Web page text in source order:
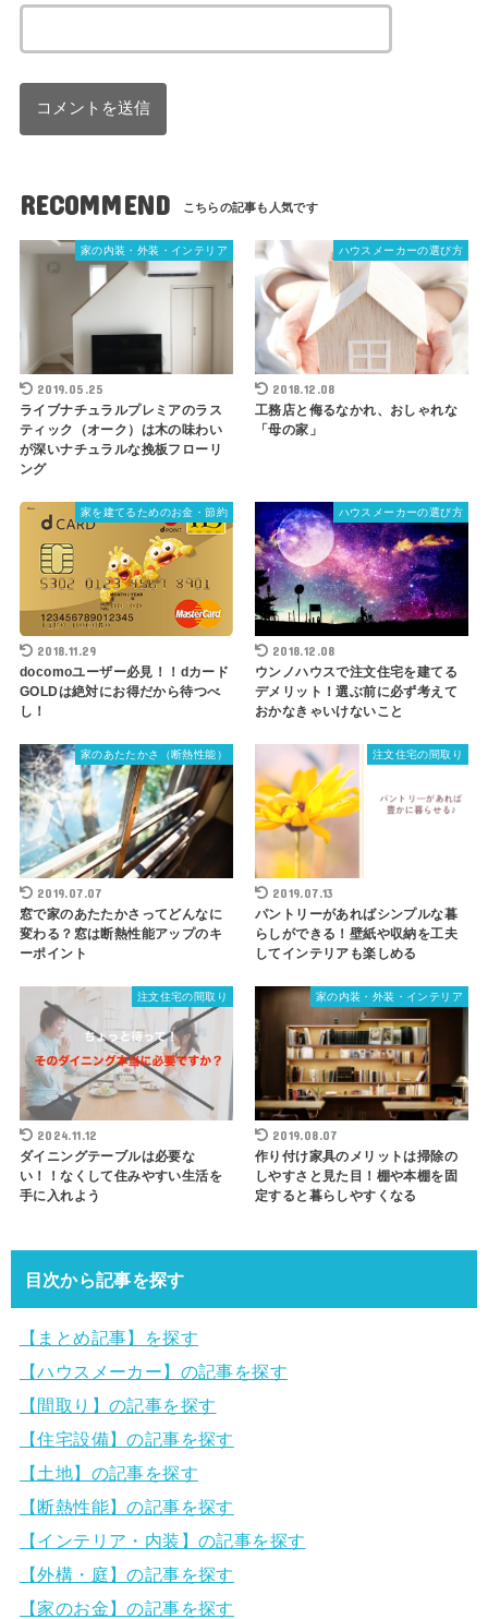
RECOMMEND
家の内装・外装・インテリア
2019.05.25
ライブナチュラルプレミアのラス
ティック（オーク）は木の味わい
が深いナチュラルな挽板フローリ
ング
ハウスメーカーの選び方
2018.12.08
工務店と侮るなかれ、おしゃれな
「母の家」
家を建てるためのお金・節約
2018.11.29
docomoユーザー必見！！dカード
GOLDは絶対にお得だから待つべ
し！
ハウスメーカーの選び方
2018.12.08
ウンノハウスで注文住宅を建てる
デメリット！選ぶ前に必ず考えて
おかなきゃいけないこと
家のあたたかさ（断熱性能）
2019.07.07
窓で家のあたたかさってどんなに
変わる？窓は断熱性能アップのキ
ーポイント
注文住宅の間取り
2019.07.13
パントリーがあればシンプルな暮
らしができる！壁紙や収納を工夫
してインテリアも楽しめる
注文住宅の間取り
2024.11.12
ダイニングテーブルは必要な
い！！なくして住みやすい生活を
手に入れよう
家の内装・外装・インテリア
2019.08.07
作り付け家具のメリットは掃除の
しやすさと見た目！棚や本棚を固
定すると暮らしやすくなる
目次から記事を探す
【まとめ記事】を探す
【ハウスメーカー】の記事を探す
【間取り】の記事を探す
【住宅設備】の記事を探す
【土地】の記事を探す
【断熱性能】の記事を探す
【インテリア・内装】の記事を探す
【外構・庭】の記事を探す
【家のお金】の記事を探す